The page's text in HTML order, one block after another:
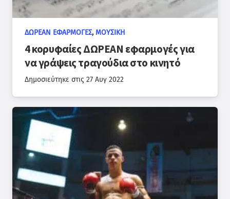
ΔΩΡΕΆΝ ΕΦΑΡΜΟΓΈΣ, ΜΟΥΣΙΚΉ
4 κορυφαίες ΔΩΡΕΑΝ εφαρμογές για
να γράψεις τραγούδια στο κινητό
Δημοσιεύτηκε στις 27 Αυγ 2022